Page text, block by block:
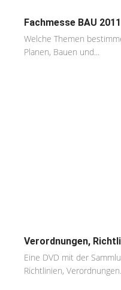
Fachmesse BAU 2011
Welche Themen
Planen, Bauen und...
Verordnungen,
Eine DVD mit der
Richtlinien,